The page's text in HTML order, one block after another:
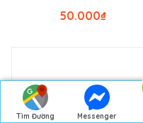
Tìm Đường
Messenger
₫
50.000